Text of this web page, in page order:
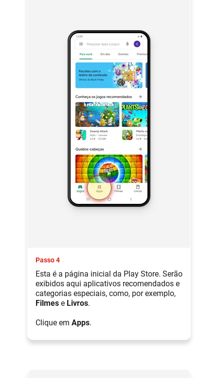
Passo 4
Esta é a página inicial da Play Store. Serão
exibidos aqui aplicativos recomendados e
categorias especiais, como, por exemplo,
Filmes e Livros.
Clique em Apps.